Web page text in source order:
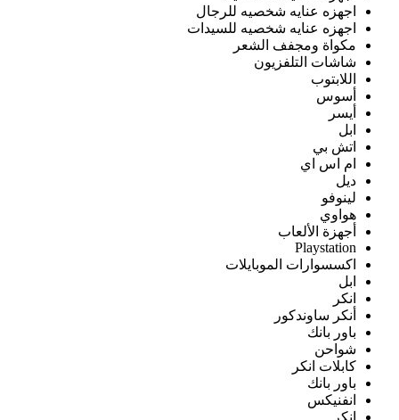
اجهزه عنايه شخصيه للرجال
اجهزه عنايه شخصيه للسيدات
مكواة ومجفف الشعر
شاشات التلفزيون
اللابتوب
أسوس
أيسر
ابل
اتش بي
ام اس اي
ديل
لينوفو
هواوي
أجهزة الألعاب
Playstation
اكسسوارات الموبايلات
ابل
انكر
أنكر ساوندكور
باور بانك
شواحن
كابلات انكر
باور بانك
انفنيكس